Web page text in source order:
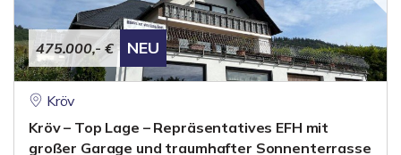
475.000,- € NEU
Kröv
Kröv – Top Lage – Repräsentatives EFH mit
großer Garage und traumhafter Sonnenterrasse